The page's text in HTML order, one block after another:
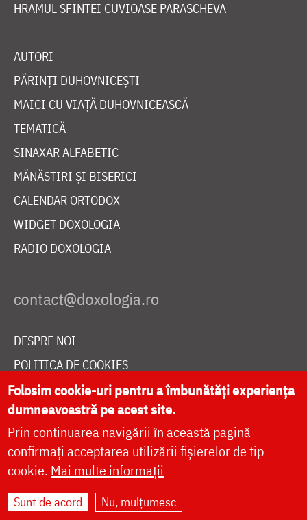
HRAMUL SFINTEI CUVIOASE PARASCHEVA
AUTORI
PĂRINȚI DUHOVNICEȘTI
MAICI CU VIAȚĂ DUHOVNICEASCĂ
TEMATICĂ
SINAXAR ALFABETIC
MĂNĂSTIRI ȘI BISERICI
CALENDAR ORTODOX
WIDGET DOXOLOGIA
RADIO DOXOLOGIA
DESPRE NOI
POLITICA DE COOKIES
DONEAZĂ ONLINE PENTRU CATEDRALA NAȚIONALĂ
LIVE
Site dezvoltat deDOXOLOGIA MEDIA
Folosim cookie-uri pentru a îmbunătăți experiența
dumneavoastră pe acest site.
Prin continuarea navigării în această pagină
confirmați acceptarea utilizării fișierelor de tip
cookie. Mai multe informații
Sunt de acord Nu, mulțumesc